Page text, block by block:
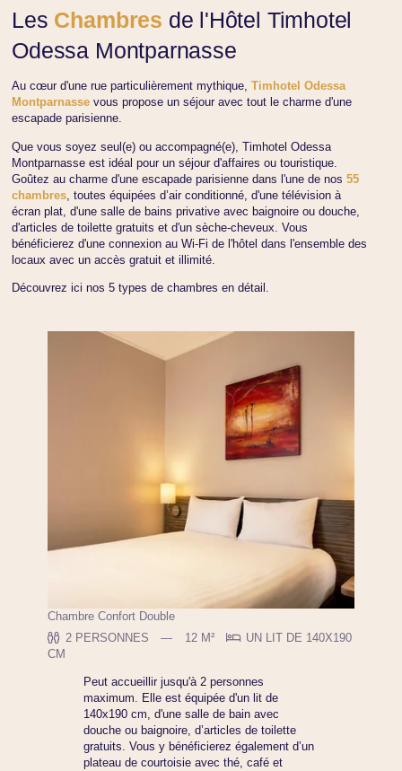
Les Chambres de l'Hôtel Timhotel
Odessa Montparnasse
Au cœur d'une rue particulièrement mythique,Timhotel Odessa
Montparnasse vous propose un séjour avec tout le charme d'une
escapade parisienne.
Que vous soyez seul(e) ou accompagné(e), Timhotel Odessa
Montparnasse est idéal pour un séjour d'affaires ou touristique.
Goûtez au charme d'une escapade parisienne dans l'une de nos55
chambres , toutes équipées d’air conditionné, d'une télévision à
écran plat, d'une salle de bains privative avec baignoire ou douche,
d'articles de toilette gratuits et d'un sèche-cheveux. Vous
bénéficierez d'une connexion au Wi-Fi de l'hôtel dans l'ensemble des
locaux avec un accès gratuit et illimité.
Découvrez ici nos 5 types de chambres en détail.
Chambre Confort Double
2 PERSONNES
12 M²
UN LIT DE 140X190
CM
Peut accueillir jusqu'à 2 personnes
maximum. Elle est équipée d'un lit de
140x190 cm, d'une salle de bain avec
douche ou baignoire, d’articles de toilette
gratuits. Vous y bénéficierez également d’un
plateau de courtoisie avec thé, café et